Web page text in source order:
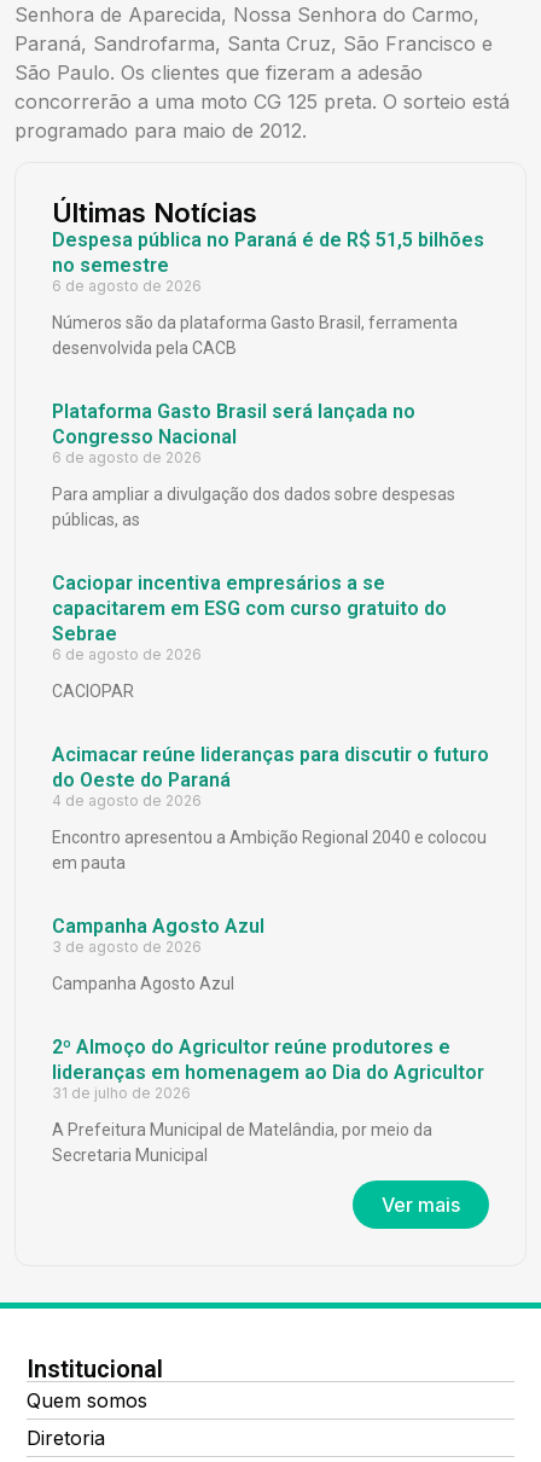
Senhora de Aparecida, Nossa Senhora do Carmo,
Paraná, Sandrofarma, Santa Cruz, São Francisco e
São Paulo. Os clientes que fizeram a adesão
concorrerão a uma moto CG 125 preta. O sorteio está
programado para maio de 2012.
Últimas Notícias
Despesa pública no Paraná é de R$ 51,5 bilhões
no semestre
6 de agosto de 2026
Números são da plataforma Gasto Brasil, ferramenta
desenvolvida pela CACB
Plataforma Gasto Brasil será lançada no
Congresso Nacional
6 de agosto de 2026
Para ampliar a divulgação dos dados sobre despesas
públicas, as
Caciopar incentiva empresários a se
capacitarem em ESG com curso gratuito do
Sebrae
6 de agosto de 2026
CACIOPAR
Acimacar reúne lideranças para discutir o futuro
do Oeste do Paraná
4 de agosto de 2026
Encontro apresentou a Ambição Regional 2040 e colocou
em pauta
Campanha Agosto Azul
3 de agosto de 2026
Campanha Agosto Azul
2º Almoço do Agricultor reúne produtores e
lideranças em homenagem ao Dia do Agricultor
31 de julho de 2026
A Prefeitura Municipal de Matelândia, por meio da
Secretaria Municipal
Ver mais
Institucional
Quem somos
Diretoria